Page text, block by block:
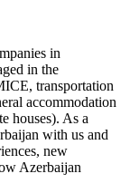
in
in the
transportation
accommodation
houses). As a
with us and
new
Azerbaijan